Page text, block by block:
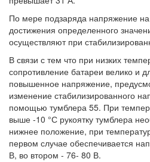
По мере подзаряда напряжение
достижения определенного
осуществляют при
В связи с тем что при низких
сопротивление батареи велико и
повышенное напряжение,
изменение стабилизированного
помощью тумблера 55. При
выше -10 °С рукоятку тумблера
нижнее положение, при
первом случае обеспечивается
В, во втором - 76- 80 В.